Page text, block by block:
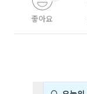
좋아요